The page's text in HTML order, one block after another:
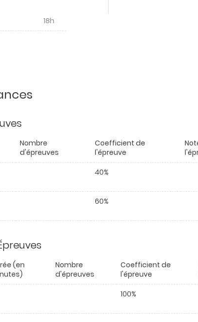
18h
Nombre
d'épreuves
Coefficient de
l'épreuve
40%
60%
(en
Nombre
d'épreuves
Coefficient de
l'épreuve
100%